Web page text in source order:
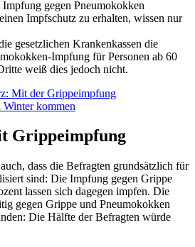
gegen Pneumokokken
Impfschutz zu erhalten, wissen nur
gesetzlichen Krankenkassen die
Impfung für Personen ab 60
weiß dies jedoch nicht.
Mit der Grippeimpfung
Winter kommen
Grippeimpfung
dass die Befragten grundsätzlich für
sind: Die Impfung gegen Grippe
lassen sich dagegen impfen. Die
gegen Grippe und Pneumokokken
Die Hälfte der Befragten würde